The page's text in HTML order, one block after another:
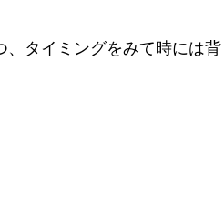
、タイミングをみて時には背